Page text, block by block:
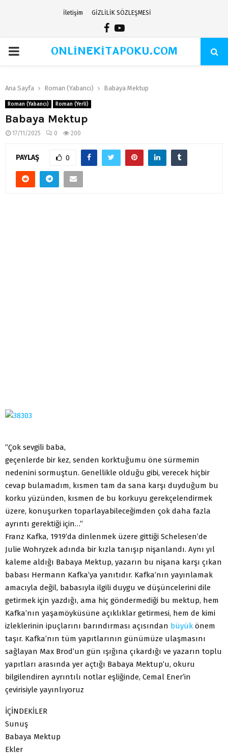
İletişim GİZLİLİK SÖZLEŞMESİ
Facebook
Youtube
PRIMARYONLİNEKİTAPOKU.COM
Ana Sayfa Roman (Yabancı) Babaya Mektup
Roman (Yabancı) Roman (Yerli)
Babaya Mektup
17/11/2025 0 200
PAYLAŞ 0
“Çok sevgili baba,
geçenlerde bir kez, senden korktuğumu öne sürmemin
nedenini sormuştun. Genellikle olduğu gibi, verecek hiçbir
cevap bulamadım, kısmen tam da sana karşı duyduğum bu
korku yüzünden, kısmen de bu korkuyu gerekçelendirmek
üzere, konuşurken toparlayabileceğimden çok daha fazla
ayrıntı gerektiği için…”
Franz Kafka, 1919’da dinlenmek üzere gittiği Schelesen’de
Julie Wohryzek adında bir kızla tanışıp nişanlandı. Aynı yıl
kaleme aldığı Babaya Mektup, yazarın bu nişana karşı çıkan
babası Hermann Kafka’ya yanıtıdır. Kafka’nın yayınlamak
amacıyla değil, babasıyla ilgili duygu ve düşüncelerini dile
getirmek için yazdığı, ama hiç göndermediği bu mektup, hem
Kafka’nın yaşamöyküsüne açıklıklar getirmesi, hem de kimi
izleklerinin ipuçlarını barındırması açısından büyük önem
taşır. Kafka’nın tüm yapıtlarının günümüze ulaşmasını
sağlayan Max Brod’un gün ışığına çıkardığı ve yazarın toplu
yapıtları arasında yer açtığı Babaya Mektup’u, okuru
bilgilendiren ayrıntılı notlar eşliğinde, Cemal Ener’in
çevirisiyle yayınlıyoruz
İÇİNDEKİLER
Sunuş
Babaya Mektup
Ekler